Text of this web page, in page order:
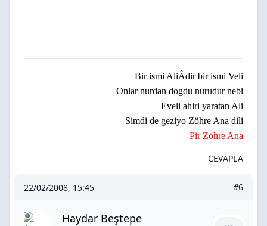
Bir ismi AliÂdir bir ismi Veli
Onlar nurdan dogdu nurudur nebi
Eveli ahiri yaratan Ali
Simdi de geziyo Zöhre Ana dili
Pir Zöhre Ana
CEVAPLA
22/02/2008, 15:45 #6
Haydar Beştepe